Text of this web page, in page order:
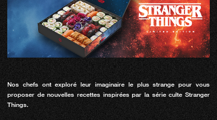
Nos chefs ont exploré leur imaginaire le plus strange pour vous
proposer de nouvelles recettes inspirées par la série culte Stranger
Things.